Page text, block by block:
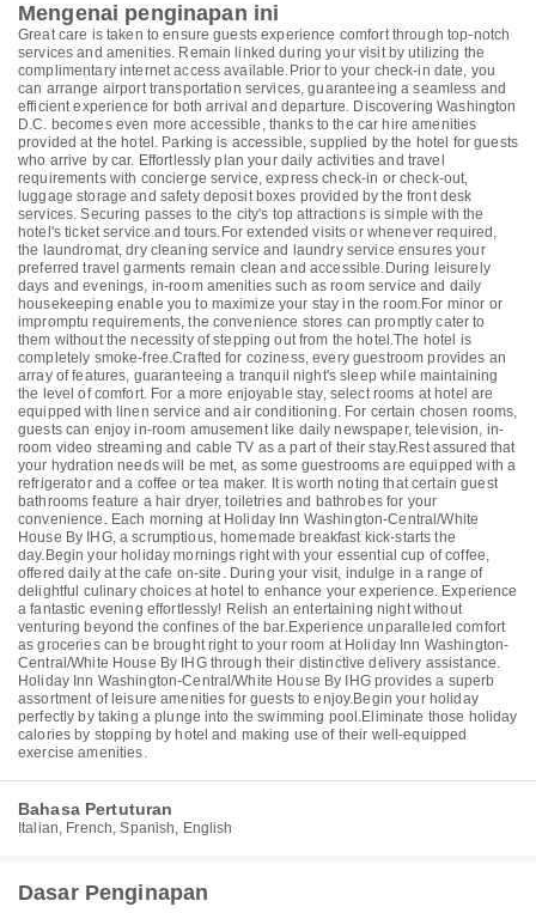
Mengenai penginapan ini
Great care is taken to ensure guests experience comfort through top-notch
services and amenities. Remain linked during your visit by utilizing the
complimentary internet access available.Prior to your check-in date, you
can arrange airport transportation services, guaranteeing a seamless and
efficient experience for both arrival and departure. Discovering Washington
D.C. becomes even more accessible, thanks to the car hire amenities
provided at the hotel. Parking is accessible, supplied by the hotel for guests
who arrive by car. Effortlessly plan your daily activities and travel
requirements with concierge service, express check-in or check-out,
luggage storage and safety deposit boxes provided by the front desk
services. Securing passes to the city's top attractions is simple with the
hotel's ticket service and tours.For extended visits or whenever required,
the laundromat, dry cleaning service and laundry service ensures your
preferred travel garments remain clean and accessible.During leisurely
days and evenings, in-room amenities such as room service and daily
housekeeping enable you to maximize your stay in the room.For minor or
impromptu requirements, the convenience stores can promptly cater to
them without the necessity of stepping out from the hotel.The hotel is
completely smoke-free.Crafted for coziness, every guestroom provides an
array of features, guaranteeing a tranquil night's sleep while maintaining
the level of comfort. For a more enjoyable stay, select rooms at hotel are
equipped with linen service and air conditioning. For certain chosen rooms,
guests can enjoy in-room amusement like daily newspaper, television, in-
room video streaming and cable TV as a part of their stay.Rest assured that
your hydration needs will be met, as some guestrooms are equipped with a
refrigerator and a coffee or tea maker. It is worth noting that certain guest
bathrooms feature a hair dryer, toiletries and bathrobes for your
convenience. Each morning at Holiday Inn Washington-Central/White
House By IHG, a scrumptious, homemade breakfast kick-starts the
day.Begin your holiday mornings right with your essential cup of coffee,
offered daily at the cafe on-site. During your visit, indulge in a range of
delightful culinary choices at hotel to enhance your experience. Experience
a fantastic evening effortlessly! Relish an entertaining night without
venturing beyond the confines of the bar.Experience unparalleled comfort
as groceries can be brought right to your room at Holiday Inn Washington-
Central/White House By IHG through their distinctive delivery assistance.
Holiday Inn Washington-Central/White House By IHG provides a superb
assortment of leisure amenities for guests to enjoy.Begin your holiday
perfectly by taking a plunge into the swimming pool.Eliminate those holiday
calories by stopping by hotel and making use of their well-equipped
exercise amenities.
Bahasa Pertuturan
Italian, French, Spanish, English
Dasar Penginapan